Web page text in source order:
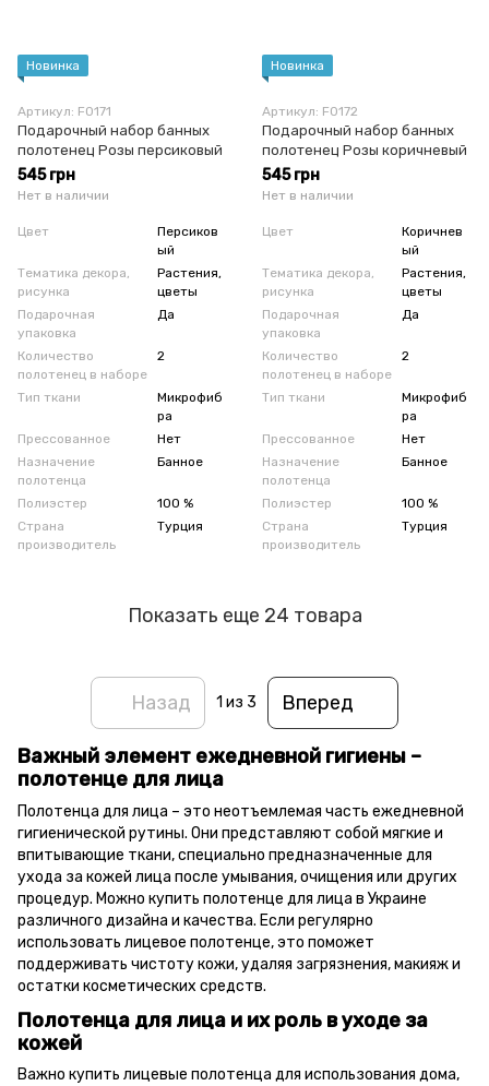
Новинка
Артикул: F0171
Подарочный набор банных
полотенец Розы персиковый
545 грн
Нет в наличии
Цвет
Персиков
ый
Тематика декора,
рисунка
Растения,
цветы
Подарочная
упаковка
Да
Количество
полотенец в наборе
2
Тип ткани
Микрофиб
ра
Прессованное
Нет
Назначение
полотенца
Банное
Полиэстер
100 %
Страна
производитель
Турция
Новинка
Артикул: F0172
Подарочный набор банных
полотенец Розы коричневый
545 грн
Нет в наличии
Цвет
Коричнев
ый
Тематика декора,
рисунка
Растения,
цветы
Подарочная
упаковка
Да
Количество
полотенец в наборе
2
Тип ткани
Микрофиб
ра
Прессованное
Нет
Назначение
полотенца
Банное
Полиэстер
100 %
Страна
производитель
Турция
Показать еще 24 товара
Назад 1 из 3 Вперед
Важный элемент ежедневной гигиены –
полотенце для лица
Полотенца для лица – это неотъемлемая часть ежедневной
гигиенической рутины. Они представляют собой мягкие и
впитывающие ткани, специально предназначенные для
ухода за кожей лица после умывания, очищения или других
процедур. Можно купить полотенце для лица в Украине
различного дизайна и качества. Если регулярно
использовать лицевое полотенце, это поможет
поддерживать чистоту кожи, удаляя загрязнения, макияж и
остатки косметических средств.
Полотенца для лица и их роль в уходе за
кожей
Важно купить лицевые полотенца для использования дома,